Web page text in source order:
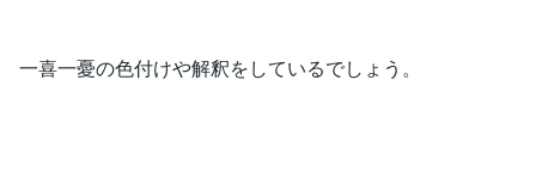
一喜一憂の色付けや解釈をしているでしょう。